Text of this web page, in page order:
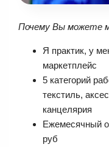
Почему Вы можете
Я практик, у
маркетплейс
5 категорий
текстиль,
канцелярия
Ежемесячный
руб